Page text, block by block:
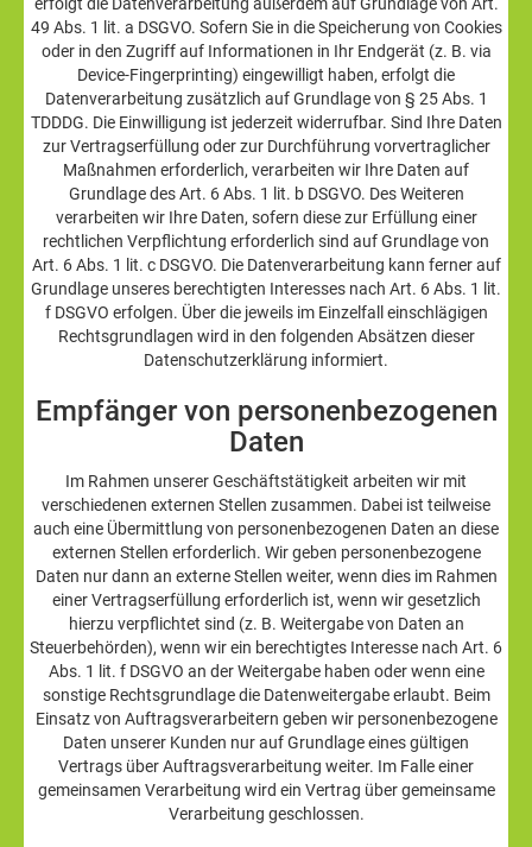
49 Abs. 1 lit. a DSGVO. Sofern Sie in die Speicherung von Cookies
oder in den Zugriff auf Informationen in Ihr Endgerät (z. B. via
Device-Fingerprinting) eingewilligt haben, erfolgt die
Datenverarbeitung zusätzlich auf Grundlage von § 25 Abs. 1
TDDDG. Die Einwilligung ist jederzeit widerrufbar. Sind Ihre Daten
zur Vertragserfüllung oder zur Durchführung vorvertraglicher
Maßnahmen erforderlich, verarbeiten wir Ihre Daten auf
Grundlage des Art. 6 Abs. 1 lit. b DSGVO. Des Weiteren
verarbeiten wir Ihre Daten, sofern diese zur Erfüllung einer
rechtlichen Verpflichtung erforderlich sind auf Grundlage von
Art. 6 Abs. 1 lit. c DSGVO. Die Datenverarbeitung kann ferner auf
Grundlage unseres berechtigten Interesses nach Art. 6 Abs. 1 lit.
f DSGVO erfolgen. Über die jeweils im Einzelfall einschlägigen
Rechtsgrundlagen wird in den folgenden Absätzen dieser
Datenschutzerklärung informiert.
Empfänger von personenbezogenen
Daten
Im Rahmen unserer Geschäftstätigkeit arbeiten wir mit
verschiedenen externen Stellen zusammen. Dabei ist teilweise
auch eine Übermittlung von personenbezogenen Daten an diese
externen Stellen erforderlich. Wir geben personenbezogene
Daten nur dann an externe Stellen weiter, wenn dies im Rahmen
einer Vertragserfüllung erforderlich ist, wenn wir gesetzlich
hierzu verpflichtet sind (z. B. Weitergabe von Daten an
Steuerbehörden), wenn wir ein berechtigtes Interesse nach Art. 6
Abs. 1 lit. f DSGVO an der Weitergabe haben oder wenn eine
sonstige Rechtsgrundlage die Datenweitergabe erlaubt. Beim
Einsatz von Auftragsverarbeitern geben wir personenbezogene
Daten unserer Kunden nur auf Grundlage eines gültigen
Vertrags über Auftragsverarbeitung weiter. Im Falle einer
gemeinsamen Verarbeitung wird ein Vertrag über gemeinsame
Verarbeitung geschlossen.